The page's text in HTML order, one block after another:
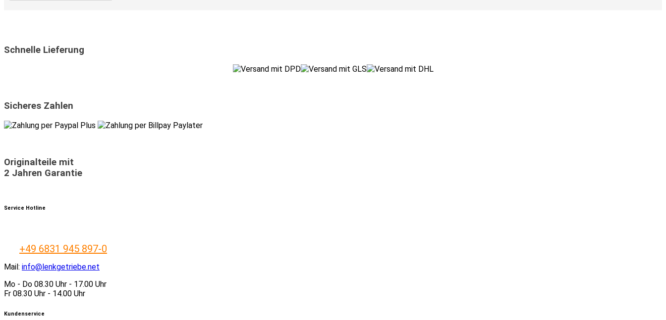
Schnelle Lieferung
Sicheres Zahlen
Originalteile mit
2 Jahren Garantie
Service Hotline
+49 6831 945 897-0
Mail: info@lenkgetriebe.net
Mo - Do 08.30 Uhr - 17.00 Uhr
Fr 08.30 Uhr - 14.00 Uhr
Kundenservice